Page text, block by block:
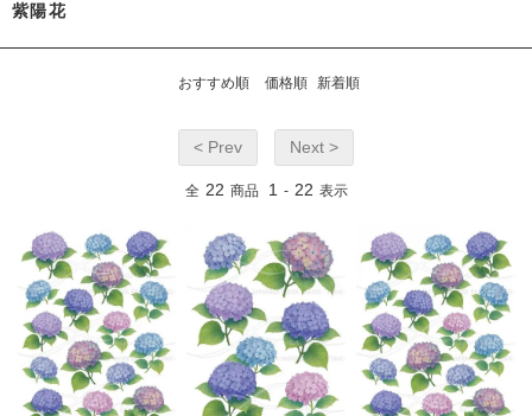
紫陽花
おすすめ順 価格順 新着順
< Prev Next >
全 22 商品 1 - 22 表示